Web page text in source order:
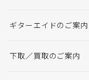
ギターエイドのご案内
下取／買取のご案内